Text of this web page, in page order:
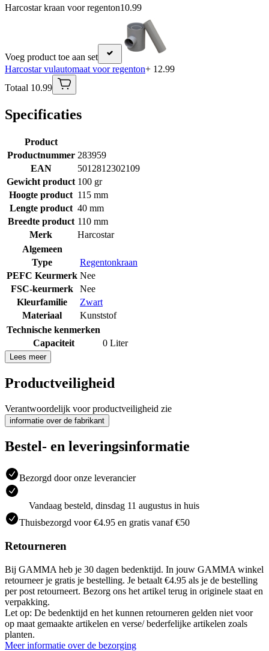
Harcostar kraan voor regenton10.99
Voeg product toe aan set
Harcostar vulautomaat voor regenton+ 12.99
Totaal 10.99
Specificaties
Product
Productnummer 283959
EAN
5012812302109
Gewicht product 100 gr
Hoogte product 115 mm
Lengte product 40 mm
Breedte product 110 mm
Merk
Harcostar
Algemeen
Type
Regentonkraan
PEFC Keurmerk Nee
FSC-keurmerk
Nee
Kleurfamilie
Zwart
Materiaal
Kunststof
Technische kenmerken
Capaciteit
0 Liter
Lees meer
Productveiligheid
Verantwoordelijk voor productveiligheid zie
informatie over de fabrikant
Bestel- en leveringsinformatie
Bezorgd door onze leverancier
Vandaag besteld, dinsdag 11 augustus in huis
Thuisbezorgd voor €4.95 en gratis vanaf €50
Retourneren
Bij GAMMA heb je 30 dagen bedenktijd. In jouw GAMMA winkel
retourneer je gratis je bestelling. Je betaalt €4.95 als je de bestelling
per post retourneert. Bezorg ons het artikel terug in originele staat en
verpakking.
Let op: De bedenktijd en het kunnen retourneren gelden niet voor
op maat gemaakte artikelen en verse/ bederfelijke artikelen zoals
planten.
Meer informatie over de bezorging